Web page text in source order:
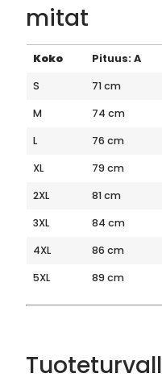
mitat
Koko Pituus: A
S
71 cm
M
74 cm
L
76 cm
XL
79 cm
2XL
81 cm
3XL
84 cm
4XL
86 cm
5XL
89 cm